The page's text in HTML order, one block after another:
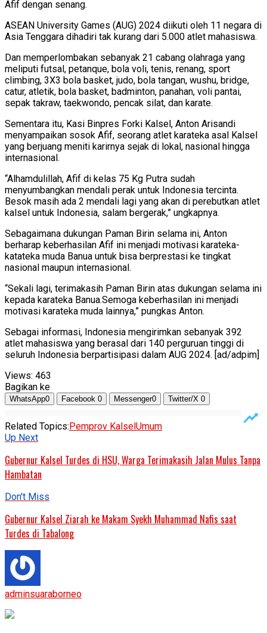
Afif dengan senang.
ASEAN University Games (AUG) 2024 diikuti oleh 11 negara di
Asia Tenggara dihadiri tak kurang dari 5.000 atlet mahasiswa.
Dan memperlombakan sebanyak 21 cabang olahraga yang
meliputi futsal, petanque, bola voli, tenis, renang, sport
climbing, 3X3 bola basket, judo, bola tangan, wushu, bridge,
catur, atletik, bola basket, badminton, panahan, voli pantai,
sepak takraw, taekwondo, pencak silat, dan karate.
Sementara itu, Kasi Binpres Forki Kalsel, Anton Arisandi
menyampaikan sosok Afif, seorang atlet karateka asal Kalsel
yang berjuang meniti karirnya sejak di lokal, nasional hingga
internasional.
“Alhamdulillah, Afif di kelas 75 Kg Putra sudah
menyumbangkan mendali perak untuk Indonesia tercinta.
Besok masih ada 2 mendali lagi yang akan di perebutkan atlet
kalsel untuk Indonesia, salam bergerak,” ungkapnya.
Sebagaimana dukungan Paman Birin selama ini, Anton
berharap keberhasilan Afif ini menjadi motivasi karateka-
katateka muda Banua untuk bisa berprestasi ke tingkat
nasional maupun internasional.
“Sekali lagi, terimakasih Paman Birin atas dukungan selama ini
kepada karateka Banua.Semoga keberhasilan ini menjadi
motivasi karateka muda lainnya,” pungkas Anton.
Sebagai informasi, Indonesia mengirimkan sebanyak 392
atlet mahasiswa yang berasal dari 140 perguruan tinggi di
seluruh Indonesia berpartisipasi dalam AUG 2024. [ad/adpim]
Views: 463
Bagikan ke
WhatsApp0 Facebook 0 Messenger0 Twitter/X 0
Related Topics: Pemprov Kalsel Umum
Up Next
Gubernur Kalsel Turdes di HSU, Warga Terimakasih Jalan Mulus Tanpa
Hambatan
Don't Miss
Gubernur Kalsel Ziarah ke Makam Syekh Muhammad Nafis saat
Turdes di Tabalong
adminsuaraborneo